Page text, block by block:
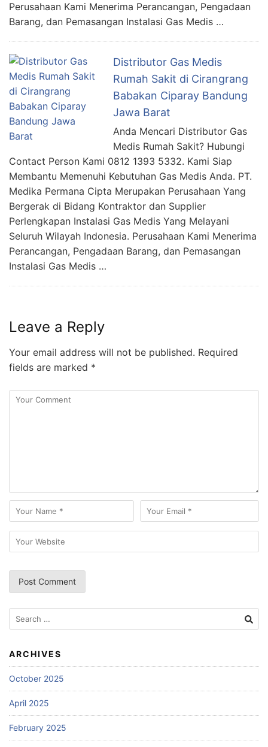
Perusahaan Kami Menerima Perancangan, Pengadaan
Barang, dan Pemasangan Instalasi Gas Medis …
Distributor Gas Medis
Rumah Sakit di Cirangrang
Babakan Ciparay Bandung
Jawa Barat
Anda Mencari Distributor Gas
Medis Rumah Sakit? Hubungi
Contact Person Kami 0812 1393 5332. Kami Siap
Membantu Memenuhi Kebutuhan Gas Medis Anda. PT.
Medika Permana Cipta Merupakan Perusahaan Yang
Bergerak di Bidang Kontraktor dan Supplier
Perlengkapan Instalasi Gas Medis Yang Melayani
Seluruh Wilayah Indonesia. Perusahaan Kami Menerima
Perancangan, Pengadaan Barang, dan Pemasangan
Instalasi Gas Medis …
Leave a Reply
Your email address will not be published. Required
fields are marked *
Search
for:
ARCHIVES
October 2025
April 2025
February 2025